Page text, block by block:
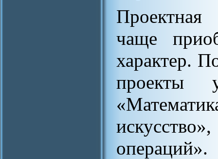
Проектная
чаще
характер.
проекты
операций».